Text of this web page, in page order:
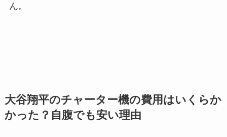
ん。
大谷翔平のチャーター機の費用はいくらか
かった？自腹でも安い理由